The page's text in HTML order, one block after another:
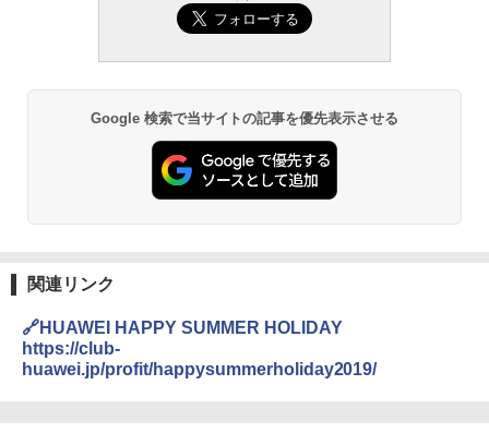
Google 検索で当サイトの記事を優先表示させる
関連リンク
🔗HUAWEI HAPPY SUMMER HOLIDAY
https://club-
huawei.jp/profit/happysummerholiday2019/